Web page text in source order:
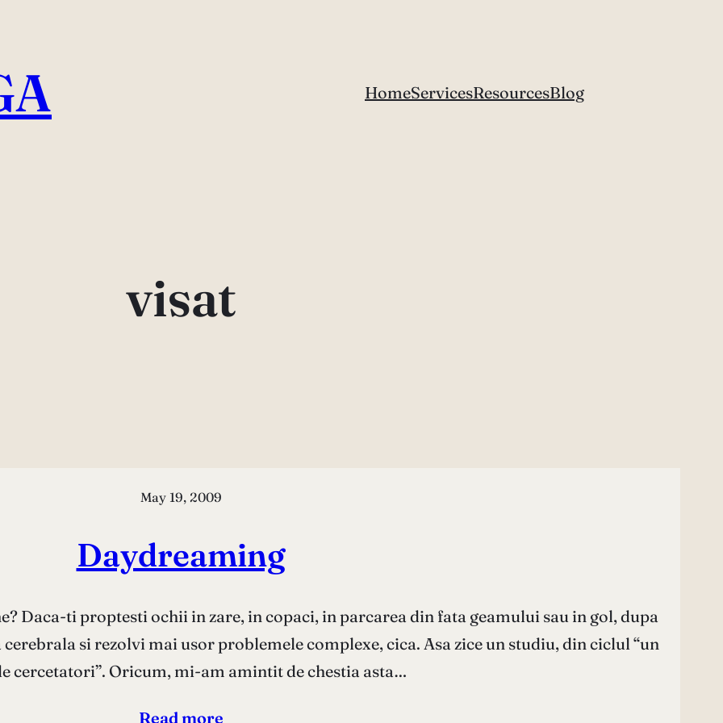
HomeServicesResourcesBlog
visat
May 19, 2009
Daydreaming
Daca-ti proptesti ochii in zare, in copaci, in parcarea din fata geamului sau in gol, dupa
si rezolvi mai usor problemele complexe, cica. Asa zice un studiu, din ciclul “un
cercetatori”. Oricum, mi-am amintit de chestia asta…
Read more